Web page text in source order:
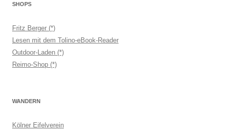
SHOPS
Fritz Berger (*)
Lesen mit dem Tolino-eBook-Reader
Outdoor-Laden (*)
Reimo-Shop (*)
WANDERN
Kölner Eifelverein